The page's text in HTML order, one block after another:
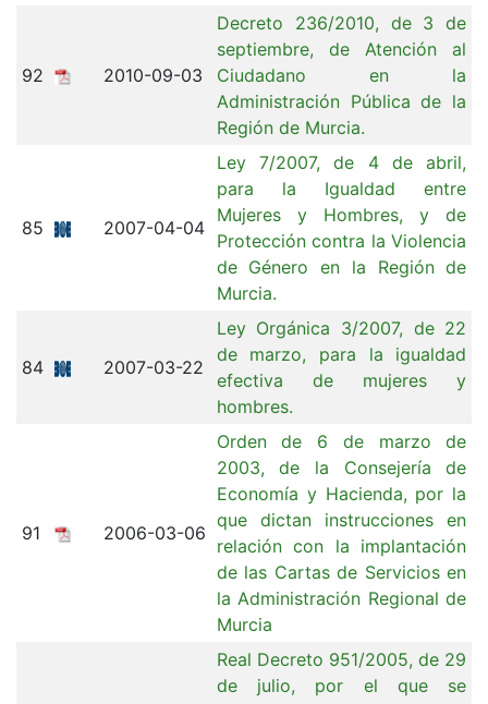
92 2010-09-03
Decreto 236/2010, de 3 de
septiembre, de Atención al
Ciudadano en la
Administración Pública de la
Región de Murcia.
85 2007-04-04
Ley 7/2007, de 4 de abril,
para la Igualdad entre
Mujeres y Hombres, y de
Protección contra la Violencia
de Género en la Región de
Murcia.
84 2007-03-22
Ley Orgánica 3/2007, de 22
de marzo, para la igualdad
efectiva de mujeres y
hombres.
91 2006-03-06
Orden de 6 de marzo de
2003, de la Consejería de
Economía y Hacienda, por la
que dictan instrucciones en
relación con la implantación
de las Cartas de Servicios en
la Administración Regional de
Murcia
Real Decreto 951/2005, de 29
de julio, por el que se